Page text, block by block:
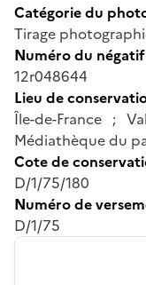
Catégorie du
Tirage
Numéro du négatif
12r048644
Lieu de
Île-de-France ;
Médiathèque du
Cote de
D/1/75/180
Numéro de
D/1/75